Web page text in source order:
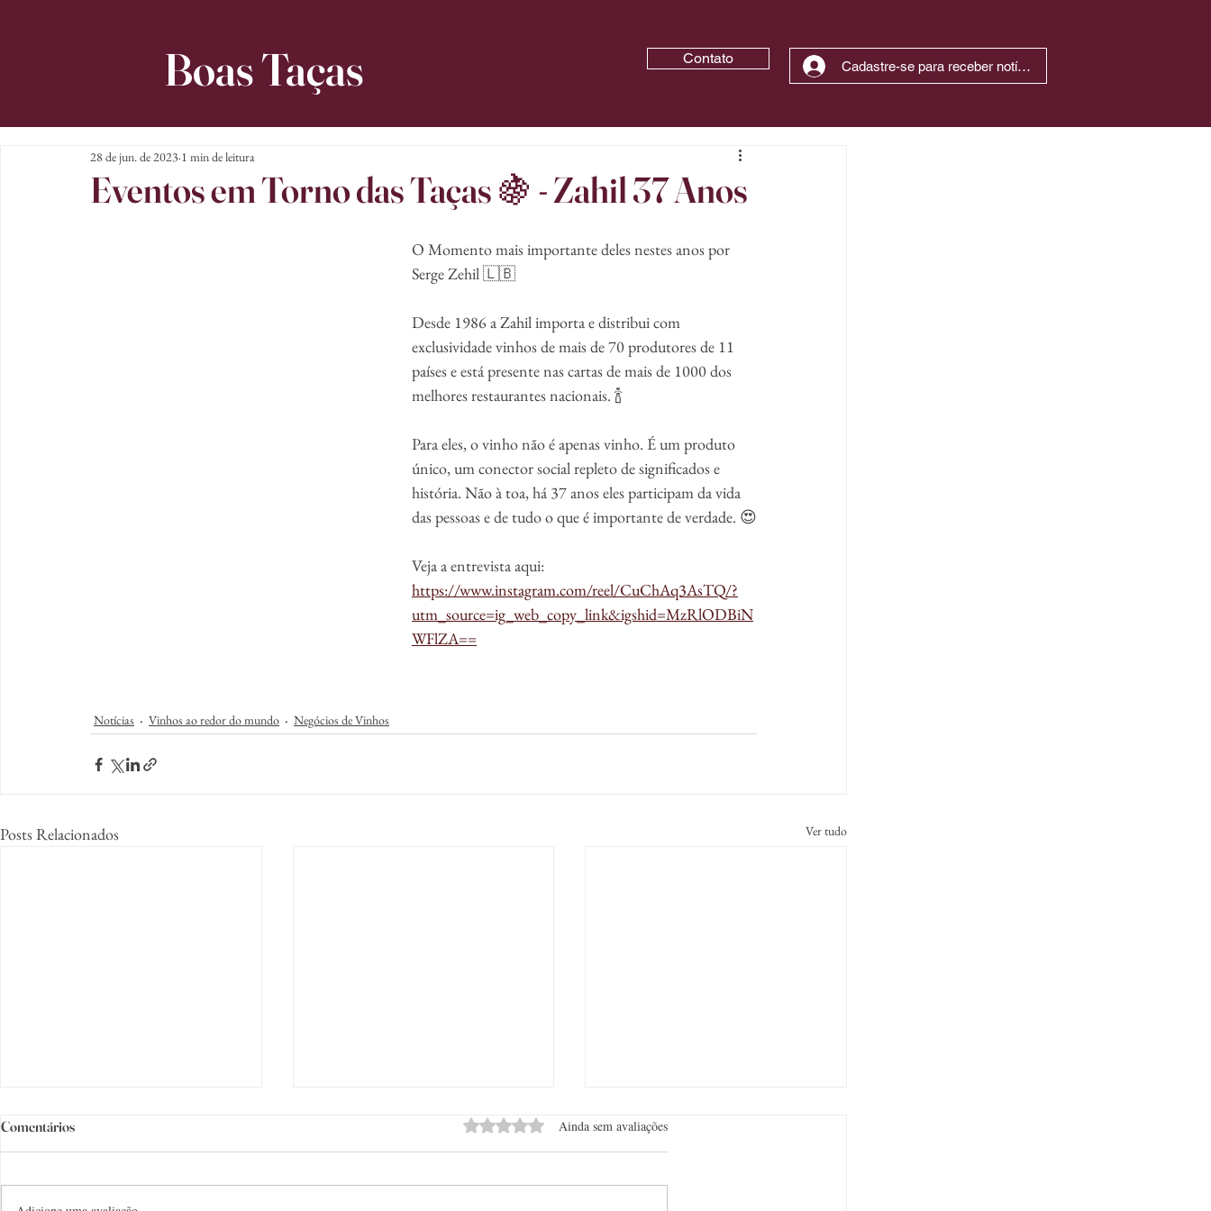
Boas Taças Contato Cadastre-se para receber notícias
Eventos em Torno das Taças 🍇 - Zahil 37 Anos
28 de jun. de 2023 1 min de leitura
O Momento mais importante deles nestes anos por
Serge Zehil 🇱🇧
Desde 1986 a Zahil importa e distribui com
exclusividade vinhos de mais de 70 produtores de 11
países e está presente nas cartas de mais de 1000 dos
melhores restaurantes nacionais. 🍾
Para eles, o vinho não é apenas vinho. É um produto
único, um conector social repleto de significados e
história. Não à toa, há 37 anos eles participam da vida
das pessoas e de tudo o que é importante de verdade. 😍
Veja a entrevista aqui:
https://www.instagram.com/reel/CuChAq3AsTQ/?
utm_source=ig_web_copy_link&igshid=MzRlODBiN
WFlZA==
Notícias Vinhos ao redor do mundo Negócios de Vinhos
Posts Relacionados Ver tudo
Comentários Avaliado com 0 de 5 estrelas.
Ainda sem avaliações